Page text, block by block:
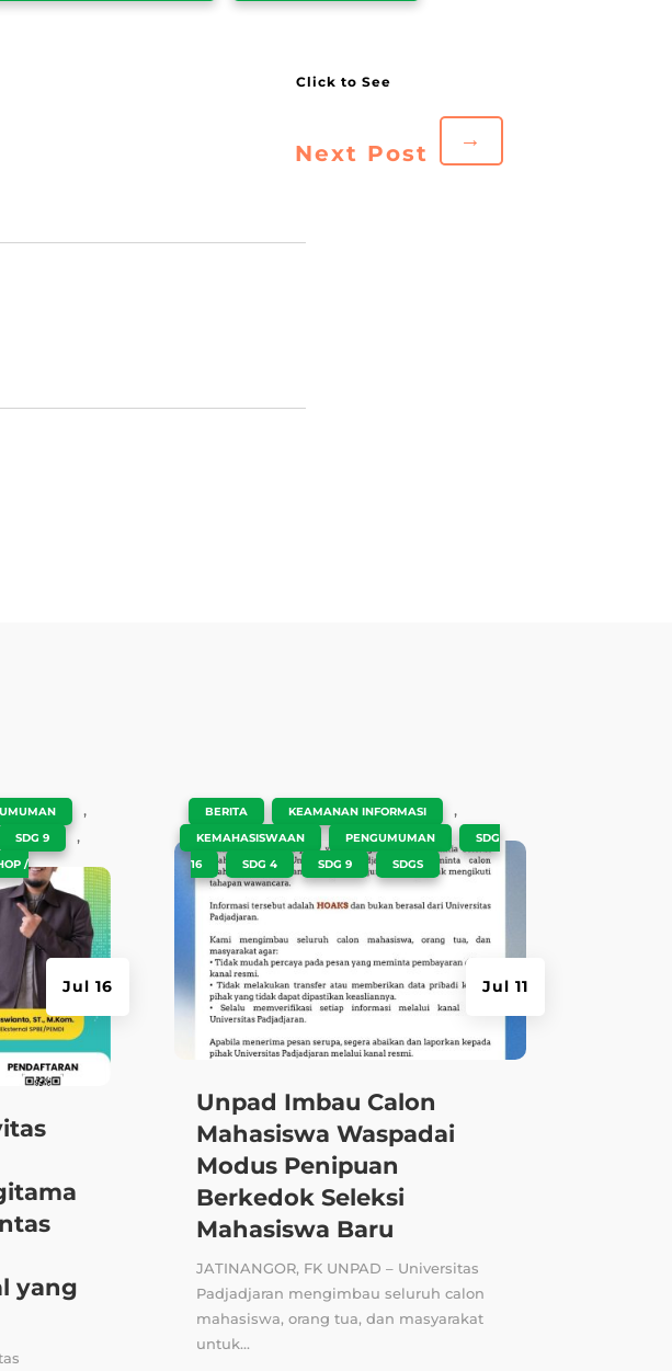
Next Post
→
yang
Jul 16
,
SDG 9 ,
/
Unpad Imbau Calon
Mahasiswa Waspadai
Modus Penipuan
Berkedok Seleksi
Mahasiswa Baru
Jul 11
BERITA KEAMANAN INFORMASI ,
KEMAHASISWAAN PENGUMUMAN
SDG
16
SDG 4 SDG 9 SDGS
JATINANGOR, FK UNPAD – Universitas
Padjadjaran mengimbau seluruh calon
mahasiswa, orang tua, dan masyarakat
untuk...